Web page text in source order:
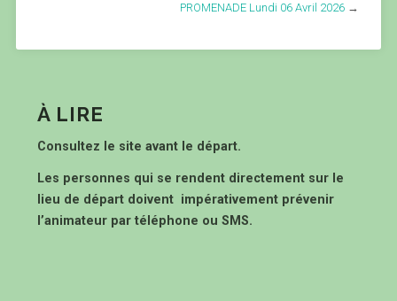
PROMENADE Lundi 06 Avril 2026 →
À LIRE
Consultez le site avant le départ.
Les personnes qui se rendent directement sur le
lieu de départ doivent impérativement prévenir
l’animateur par téléphone ou SMS.